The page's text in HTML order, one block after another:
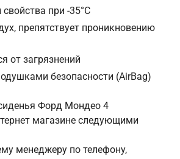
при -35°С
препятствует проникновению
от загрязнений
безопасности (AirBag)
Форд Мондео 4
магазине следующими
менеджеру по телефону,